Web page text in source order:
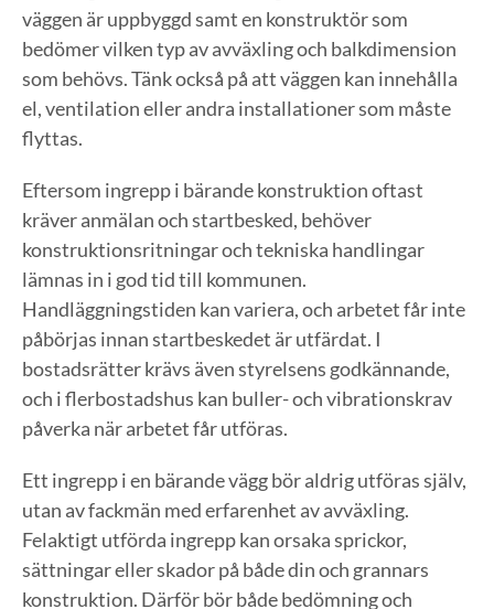
väggen är uppbyggd samt en konstruktör som
bedömer vilken typ av avväxling och balkdimension
som behövs. Tänk också på att väggen kan innehålla
el, ventilation eller andra installationer som måste
flyttas.
Eftersom ingrepp i bärande konstruktion oftast
kräver anmälan och startbesked, behöver
konstruktionsritningar och tekniska handlingar
lämnas in i god tid till kommunen.
Handläggningstiden kan variera, och arbetet får inte
påbörjas innan startbeskedet är utfärdat. I
bostadsrätter krävs även styrelsens godkännande,
och i flerbostadshus kan buller- och vibrationskrav
påverka när arbetet får utföras.
Ett ingrepp i en bärande vägg bör aldrig utföras själv,
utan av fackmän med erfarenhet av avväxling.
Felaktigt utförda ingrepp kan orsaka sprickor,
sättningar eller skador på både din och grannars
konstruktion. Därför bör både bedömning och